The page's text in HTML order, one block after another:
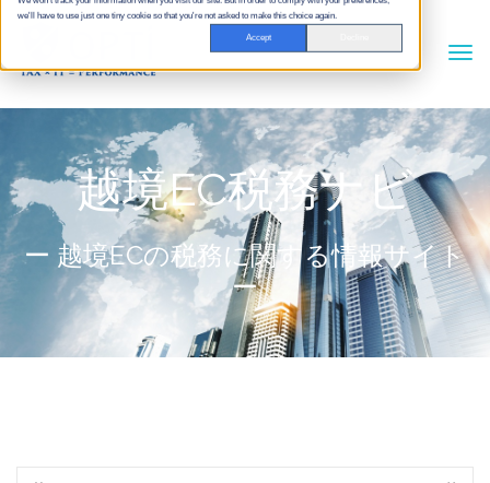
we'll have to use just one tiny cookie so that you're not asked to make this choice again.
Accept
越境EC税務ナビ
ー 越境ECの税務に関する情報サイト
ー